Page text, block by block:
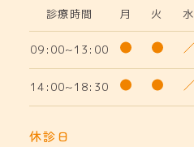
診療時間 月 火 水
09:00~13:00
14:00~18:30
休診日